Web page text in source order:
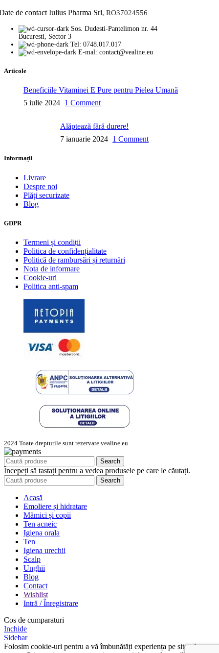
de contact Iulius Pharma Srl, RO37024556
Sos. Dudesti-Pantelimon nr. 44
Bucuresti, Sector 3
Tel: 0748.017.017
E-mal: contact@vealine.eu
Articole
Beneficiile Vitaminei E Pure pentru Pielea Umană
5 iulie 2024 1 Comment
Alăptează fără durere!
7 ianuarie 2024 1 Comment
Informații
Livrare
Despre noi
Plăți securizate
Blog
GDPR
Termeni și condiții
Politica de confidențialitate
Politică de rambursări și returnări
Nota de informare
Cookie-uri
Politica anti-spam
2024 Toate drepturile sunt rezervate vealine.eu
Search
Începeți să tastați pentru a vedea produsele pe care le căutați.
Search
Acasă
Emoliere și hidratare
Mămici și copii
Ten acneic
Igiena orala
Ten
Igiena urechii
Scalp
Unghii
Blog
Contact
Wishlist
Intră / Înregistrare
Cos de cumparaturi
Inchide
Sidebar
Folosim cookie-uri pentru a vă îmbunătăți experiența pe site-ul